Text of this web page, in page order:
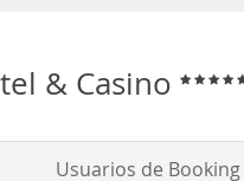
& Casino
Usuarios de Booking